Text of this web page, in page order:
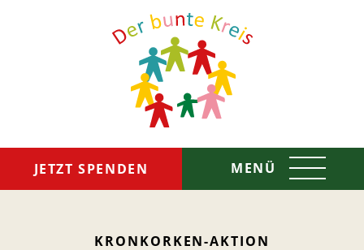
JETZT SPENDEN MENÜ
Das sind wirKRONKORKEN-AKTION